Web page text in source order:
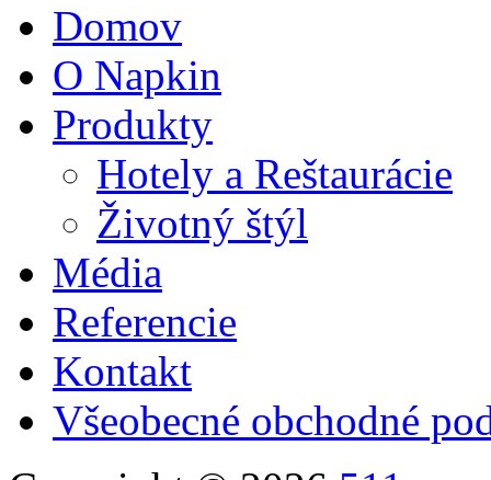
Domov
O Napkin
Produkty
Hotely a Reštaurácie
Životný štýl
Média
Referencie
Kontakt
Všeobecné obchodné